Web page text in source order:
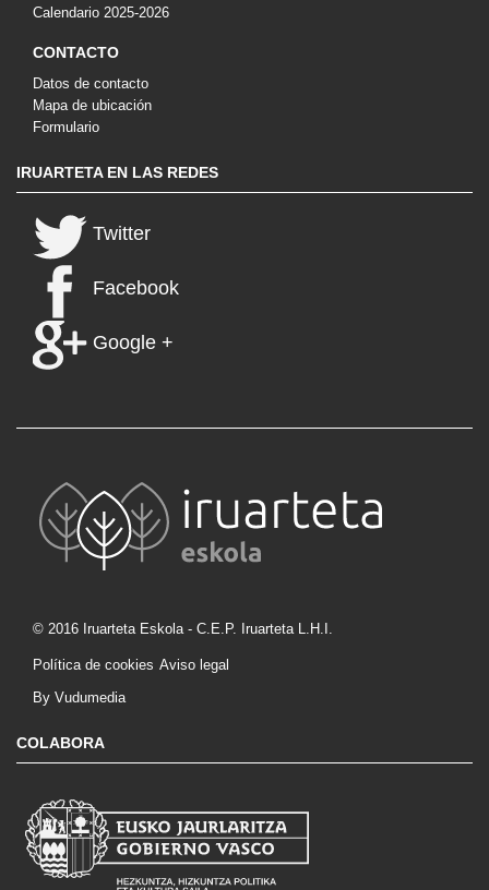
Calendario 2025-2026
CONTACTO
Datos de contacto
Mapa de ubicación
Formulario
IRUARTETA EN LAS REDES
Twitter
Facebook
Google +
© 2016 Iruarteta Eskola - C.E.P. Iruarteta L.H.I.
Política de cookies Aviso legal
By Vudumedia
COLABORA